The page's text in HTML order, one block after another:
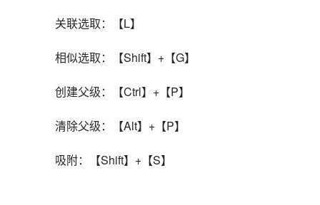
关联选取：【L】
相似选取：【Shift】+【G】
创建父级：【Ctrl】+【P】
清除父级：【Alt】+【P】
吸附：【Shift】+【S】